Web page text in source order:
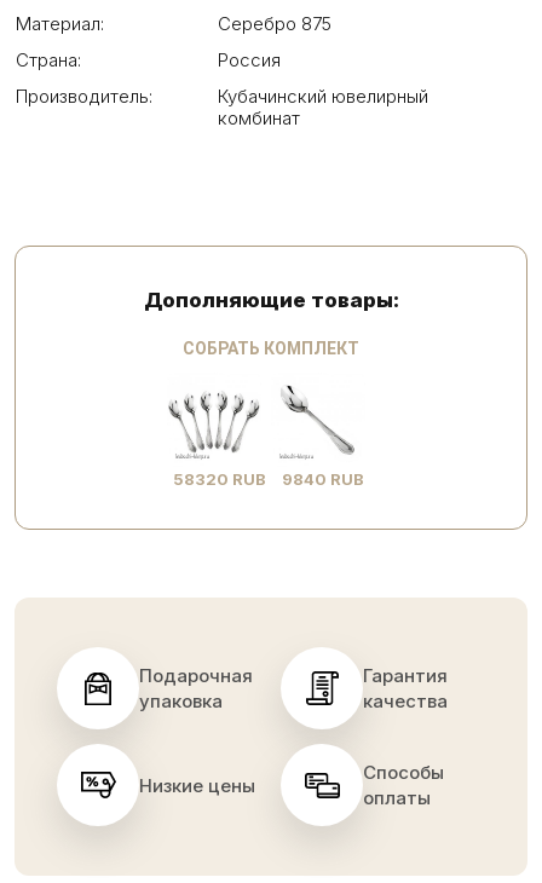
Материал:
Серебро 875
Страна:
Россия
Производитель:
Кубачинский ювелирный
комбинат
Дополняющие товары:
СОБРАТЬ КОМПЛЕКТ
58320 RUB 9840 RUB
Подарочная
упаковка
Гарантия
качества
Низкие цены
Способы
оплаты